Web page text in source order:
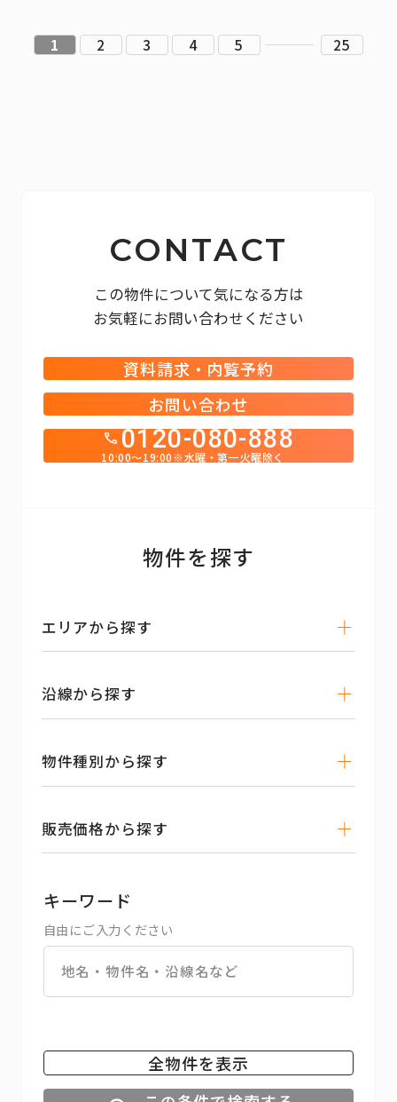
1 2 3 4 5 25
CONTACT
この物件について気になる方は
お気軽にお問い合わせください
資料請求・内覧予約
お問い合わせ
0120-080-888
10:00～19:00※水曜・第一火曜除く
物件を探す
エリアから探す
沿線から探す
物件種別から探す
販売価格から探す
キーワード
自由にご入力ください
全物件を表示